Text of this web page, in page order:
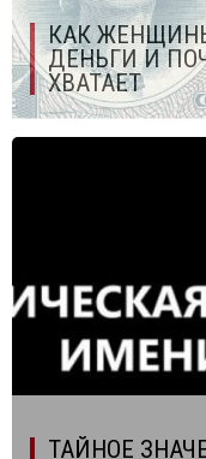
КАК
ДЕНЬГИ И
ХВАТАЕТ
ТАЙНОЕ